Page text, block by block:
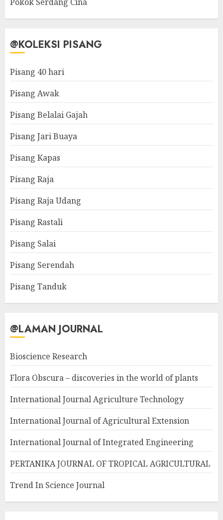
@KOLEKSI PISANG
Pisang 40 hari
Pisang Awak
Pisang Belalai Gajah
Pisang Jari Buaya
Pisang Kapas
Pisang Raja
Pisang Raja Udang
Pisang Rastali
Pisang Salai
Pisang Serendah
Pisang Tanduk
@LAMAN JOURNAL
Bioscience Research
Flora Obscura – discoveries in the world of plants
International Journal Agriculture Technology
International Journal of Agricultural Extension
International Journal of Integrated Engineering
PERTANIKA JOURNAL OF TROPICAL AGRICULTURAL
Trend In Science Journal